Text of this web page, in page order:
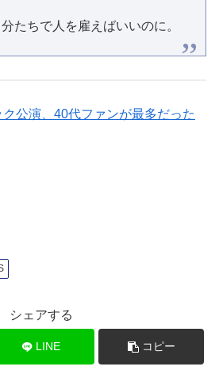
たちで人を雇えばいいのに。
公演、40代ファンが最多だった
シェアする
LINE コピー